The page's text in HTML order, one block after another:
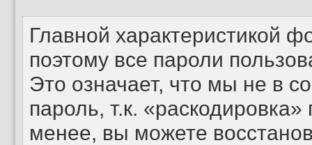
Главной характеристикой
поэтому все пароли
Это означает, что мы не в
пароль, т.к.
менее, вы можете